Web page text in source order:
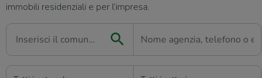
immobili residenziali e per l’impresa.